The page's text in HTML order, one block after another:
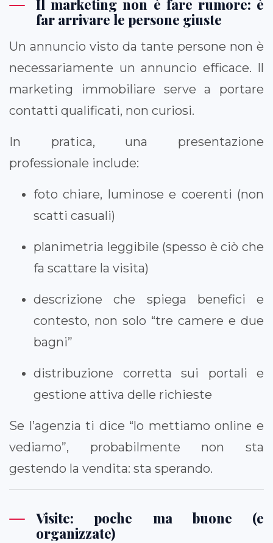
Il marketing non è fare rumore: è
far arrivare le persone giuste
Un annuncio visto da tante persone non è
necessariamente un annuncio efficace. Il
marketing immobiliare serve a portare
contatti qualificati, non curiosi.
In pratica, una presentazione
professionale include:
foto chiare, luminose e coerenti (non
scatti casuali)
planimetria leggibile (spesso è ciò che
fa scattare la visita)
descrizione che spiega benefici e
contesto, non solo “tre camere e due
bagni”
distribuzione corretta sui portali e
gestione attiva delle richieste
Se l’agenzia ti dice “lo mettiamo online e
vediamo”, probabilmente non sta
gestendo la vendita: sta sperando.
Visite: poche ma buone (e
organizzate)